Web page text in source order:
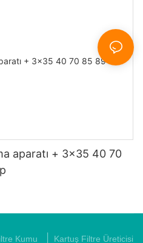
aparatı + 3x35 40 70
Kumu Kartuş Filtre Üreticisi